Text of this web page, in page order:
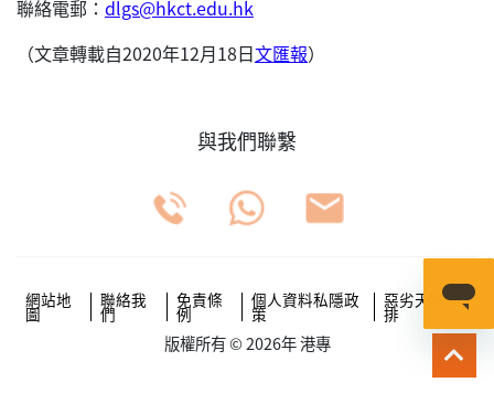
聯絡電郵： dlgs@hkct.edu.hk
（文章轉載自2020年12月18日文匯報）
與我們聯繫
網站地
圖
聯絡我
們
免責條
例
個人資料私隱政
策
惡劣天氣安
排
版權所有 © 2026年 港專